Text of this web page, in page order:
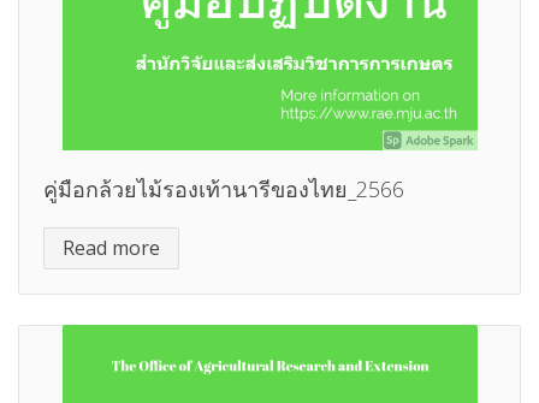
คู่มือกล้วยไม้รองเท้านารีของไทย_2566
Read more